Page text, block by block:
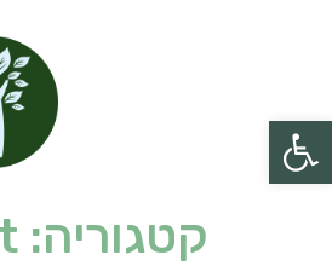
פתח סרגל נגישות
קטגוריה: